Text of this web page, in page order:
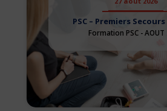
PSC – Premiers
Formation PSC - AOUT